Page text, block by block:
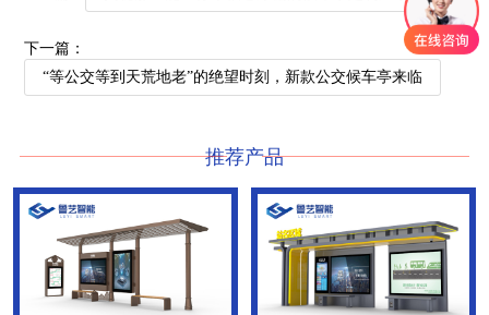
下一篇：
“等公交等到天荒地老”的绝望时刻，新款公交候车亭来临
推荐产品